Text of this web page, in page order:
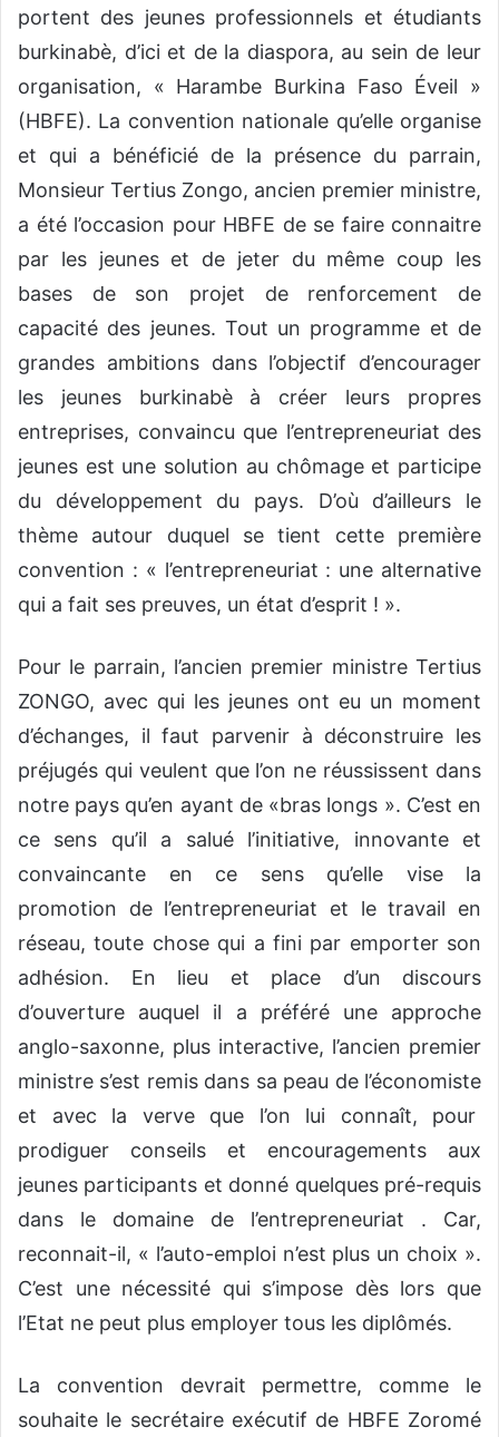
portent des jeunes professionnels et étudiants
burkinabè, d’ici et de la diaspora, au sein de leur
organisation, « Harambe Burkina Faso Éveil »
(HBFE). La convention nationale qu’elle organise
et qui a bénéficié de la présence du parrain,
Monsieur Tertius Zongo, ancien premier ministre,
a été l’occasion pour HBFE de se faire connaitre
par les jeunes et de jeter du même coup les
bases de son projet de renforcement de
capacité des jeunes. Tout un programme et de
grandes ambitions dans l’objectif d’encourager
les jeunes burkinabè à créer leurs propres
entreprises, convaincu que l’entrepreneuriat des
jeunes est une solution au chômage et participe
du développement du pays. D’où d’ailleurs le
thème autour duquel se tient cette première
convention : « l’entrepreneuriat : une alternative
qui a fait ses preuves, un état d’esprit ! ».
Pour le parrain, l’ancien premier ministre Tertius
ZONGO, avec qui les jeunes ont eu un moment
d’échanges, il faut parvenir à déconstruire les
préjugés qui veulent que l’on ne réussissent dans
notre pays qu’en ayant de «bras longs ». C’est en
ce sens qu’il a salué l’initiative, innovante et
convaincante en ce sens qu’elle vise la
promotion de l’entrepreneuriat et le travail en
réseau, toute chose qui a fini par emporter son
adhésion. En lieu et place d’un discours
d’ouverture auquel il a préféré une approche
anglo-saxonne, plus interactive, l’ancien premier
ministre s’est remis dans sa peau de l’économiste
et avec la verve que l’on lui connaît, pour
prodiguer conseils et encouragements aux
jeunes participants et donné quelques pré-requis
dans le domaine de l’entrepreneuriat . Car,
reconnait-il, « l’auto-emploi n’est plus un choix ».
C’est une nécessité qui s’impose dès lors que
l’Etat ne peut plus employer tous les diplômés.
La convention devrait permettre, comme le
souhaite le secrétaire exécutif de HBFE Zoromé